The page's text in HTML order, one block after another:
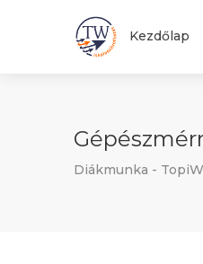
Kezdőlap
Diákmunka -